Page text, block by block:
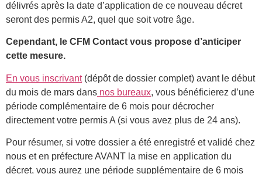
délivrés après la date d’application de ce nouveau décret
seront des permis A2, quel que soit votre âge.
Cependant, le CFM Contact vous propose d’anticiper
cette mesure.
En vous inscrivant(dépôt de dossier complet) avant le début
du mois de mars dans nos bureaux, vous bénéficierez d’une
période complémentaire de 6 mois pour décrocher
directement votre permis A (si vous avez plus de 24 ans).
Pour résumer, si votre dossier a été enregistré et validé chez
nous et en préfecture AVANT la mise en application du
décret, vous aurez une période supplémentaire de 6 mois